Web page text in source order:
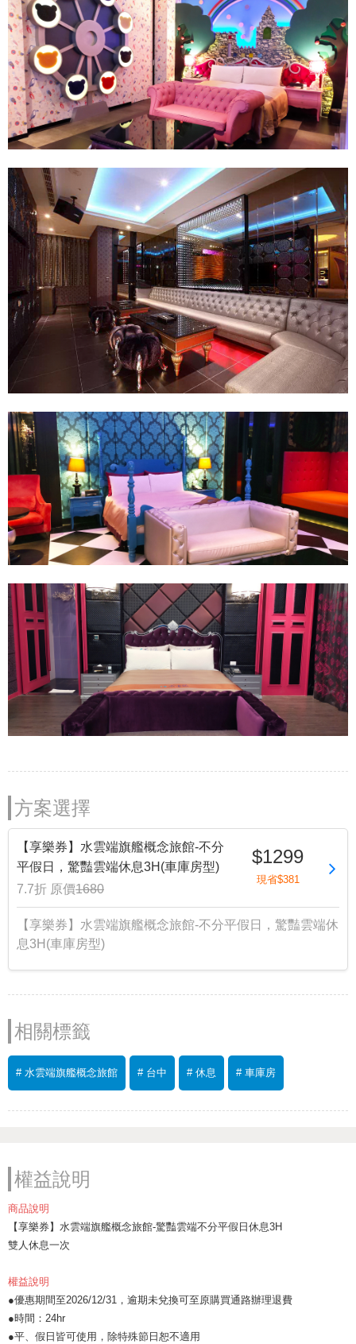
方案選擇
【享樂券】水雲端旗艦概念旅館-不分
平假日，驚豔雲端休息3H(車庫房型)
7.7折 原價1680
$1299
現省$381
【享樂券】水雲端旗艦概念旅館-不分平假日，驚豔雲端休
息3H(車庫房型)
相關標籤
# 水雲端旗艦概念旅館 # 台中 # 休息 # 車庫房
權益說明
商品說明
【享樂券】水雲端旗艦概念旅館-驚豔雲端不分平假日休息3H
雙人休息一次
權益說明
●優惠期間至2026/12/31，逾期未兌換可至原購買通路辦理退費
●時間：24hr
●平、假日皆可使用，除特殊節日恕不適用